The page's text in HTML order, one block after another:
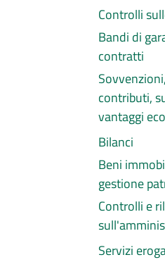
Controlli
Bandi di
contratti
Sovvenzioni,
contributi,
vantaggi
Bilanci
Beni
gestione
Controlli e
Servizi